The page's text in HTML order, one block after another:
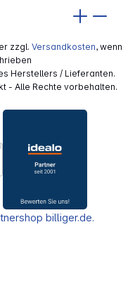
zzgl. Versandkosten, wenn
Herstellers / Lieferanten.
- Alle Rechte vorbehalten.